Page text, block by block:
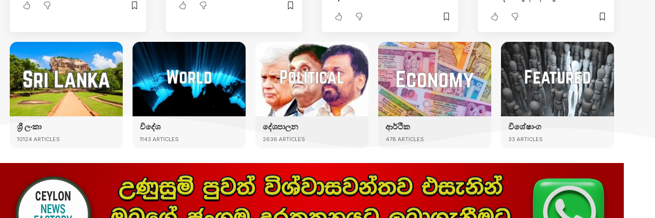
ශ්‍රී ලංකා
10124 ARTICLES
විදේශ
1143 ARTICLES
දේශපාලන
2636 ARTICLES
ආර්ථික
478 ARTICLES
විශේෂාංග
33 ARTICLES